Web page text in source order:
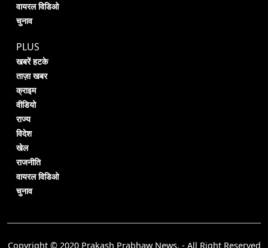
वायरल विडिओ
चुनाव
PLUS
खबरें हटके
ताज़ा खबर
क्राइम
वीडियो
राज्य
विदेश
खेल
राजनीति
वायरल विडिओ
चुनाव
Copyright © 2020 Prakash Prabhaw News. - All Right Reserved